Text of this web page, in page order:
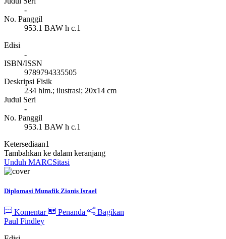
-
No. Panggil
953.1 BAW h c.1
Edisi
-
ISBN/ISSN
9789794335505
Deskripsi Fisik
234 hlm.; ilustrasi; 20x14 cm
Judul Seri
-
No. Panggil
953.1 BAW h c.1
Ketersediaan1
Tambahkan ke dalam keranjang
Unduh MARCSitasi
Diplomasi Munafik Zionis Israel
Komentar Penanda
Bagikan
Paul Findley